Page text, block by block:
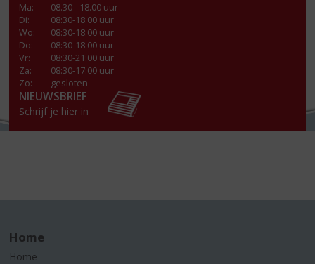
Ma:
08.30 - 18.00 uur
Di:
08:30-18:00 uur
Wo:
08:30-18:00 uur
Do:
08:30-18:00 uur
Vr:
08:30-21:00 uur
Za:
08:30-17:00 uur
Zo:
gesloten
NIEUWSBRIEF
Schrijf je hier in
Home
Home